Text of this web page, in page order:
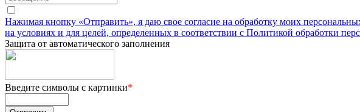
Нажимая кнопку «Отправить», я даю свое согласие на обработку моих
на условиях и для целей, определенных в соответствии с Политикой обработки
Защита от автоматического заполнения
Введите символы с картинки*